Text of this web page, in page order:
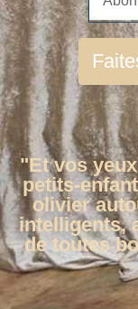
"Et vos
petits-
olivier
intelligents,
de toutes